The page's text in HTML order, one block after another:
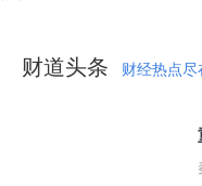
财道头条 财经热点尽